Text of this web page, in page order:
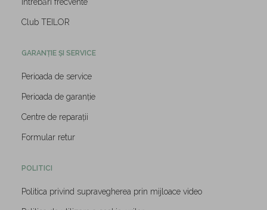
Club TEILOR
GARANȚIE ȘI SERVICE
Perioada de service
Perioada de garanție
Centre de reparații
Formular retur
POLITICI
Politica privind supravegherea prin mijloace video